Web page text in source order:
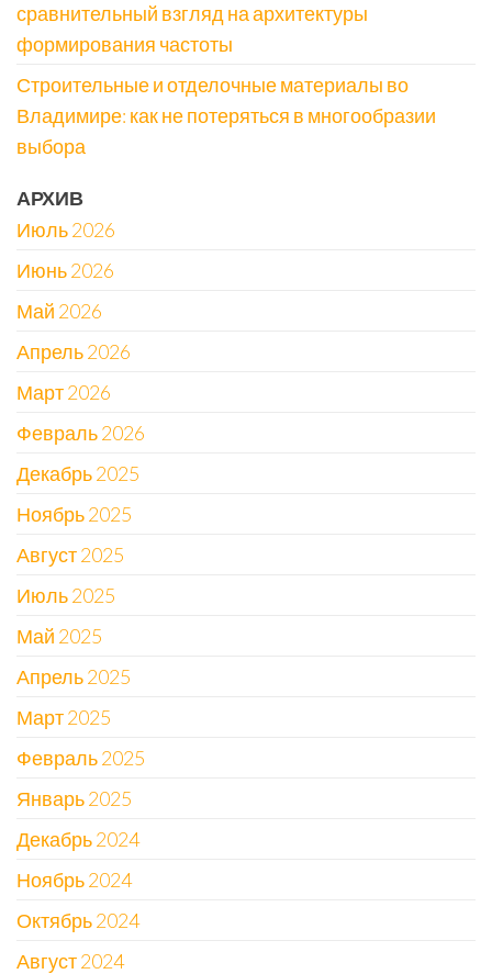
сравнительный взгляд на архитектуры
формирования частоты
Строительные и отделочные материалы во
Владимире: как не потеряться в многообразии
выбора
АРХИВ
Июль 2026
Июнь 2026
Май 2026
Апрель 2026
Март 2026
Февраль 2026
Декабрь 2025
Ноябрь 2025
Август 2025
Июль 2025
Май 2025
Апрель 2025
Март 2025
Февраль 2025
Январь 2025
Декабрь 2024
Ноябрь 2024
Октябрь 2024
Август 2024